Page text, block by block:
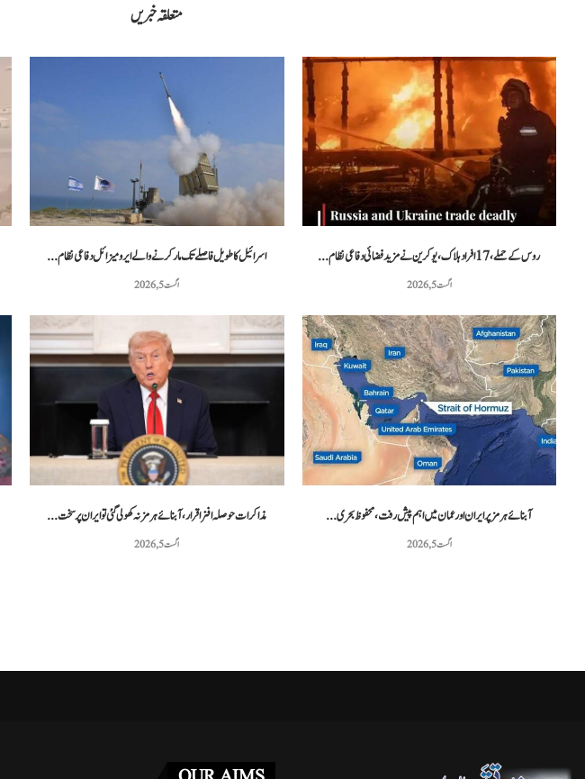
متعلقہ خبریں
اسرائیل کا طویل فاصلے تک مار کرنے والے ایرو میزائل دفاعی نظام...
اگست 5, 2026
روس کے حملے، 17 افراد ہلاک، یوکرین نے مزید فضائی دفاعی نظام...
اگست 5, 2026
مذاکرات حوصلہ افزا قرار،آبنائے ہرمز نہ کھولی گئی تو ایران پر سخت...
اگست 5, 2026
آبنائے ہرمز پر ایران اور عمان میں اہم پیش رفت، محفوظ بحری...
اگست 5, 2026
غزہ فلوٹیلا کیس: اسرائیلی عدالت نے دو کارکنوں...
مئی 3, 2026
مراکش میں فوجی مشق کے دوران دو امریکی...
مئی 3, 2026